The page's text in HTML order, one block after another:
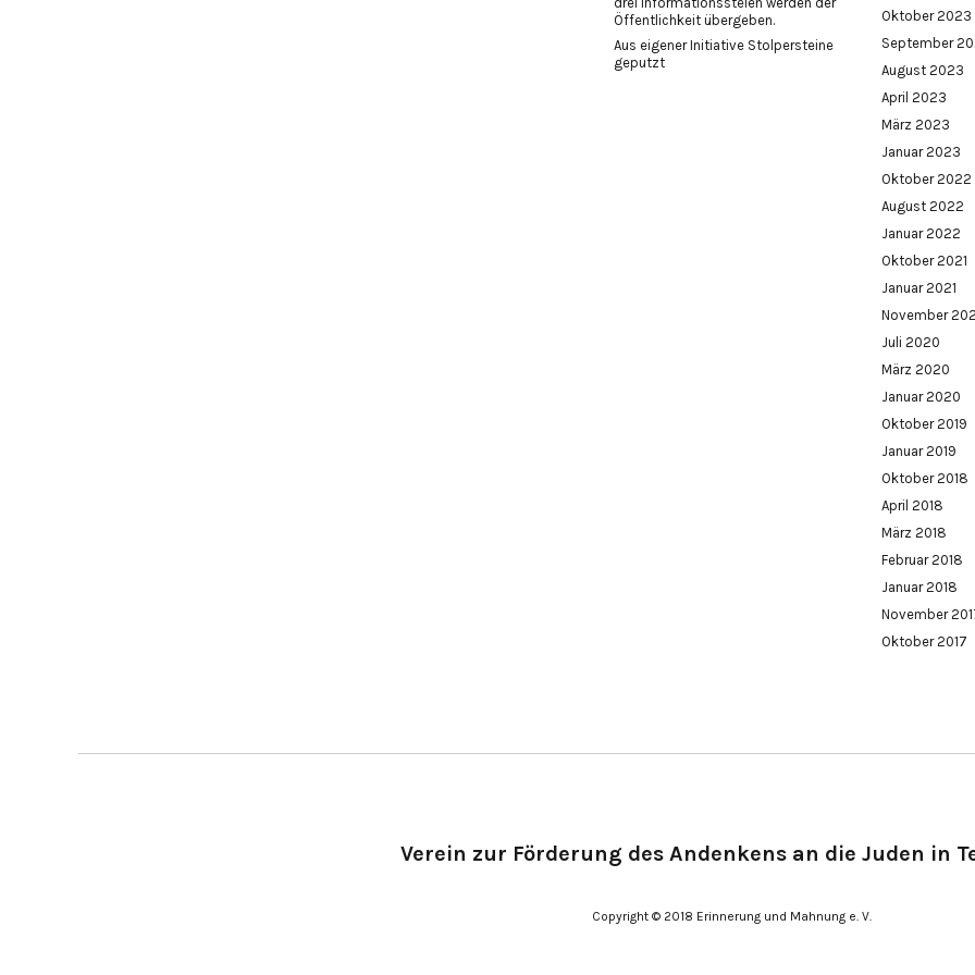
Öffentlichkeit übergeben.
Aus eigener Initiative Stolpersteine
geputzt
Oktober 2023
September
August 2023
April 2023
März 2023
Januar 2023
Oktober 2022
August 2022
Januar 2022
Oktober 2021
Januar 2021
November
Juli 2020
März 2020
Januar 2020
Oktober 2019
Januar 2019
Oktober 2018
April 2018
März 2018
Februar 2018
Januar 2018
November
Oktober 2017
Verein zur Förderung des Andenkens an die Juden in
Copyright © 2018 Erinnerung und Mahnung e. V.